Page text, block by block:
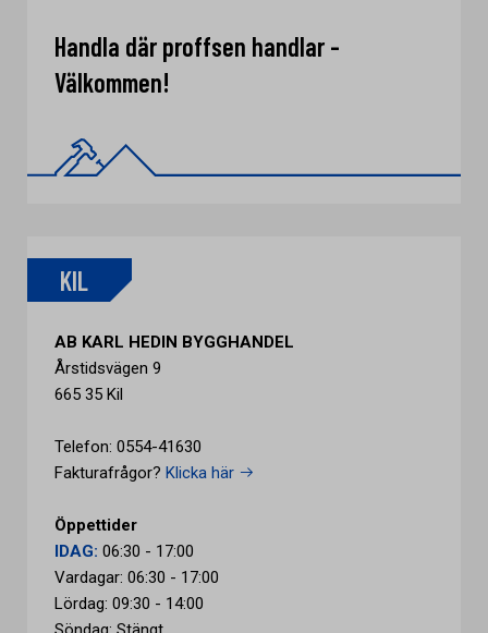
Handla där proffsen handlar -
Välkommen!
KIL
AB KARL HEDIN BYGGHANDEL
Årstidsvägen 9
665 35 Kil
Telefon: 0554-41630
Fakturafrågor? Klicka här
Öppettider
IDAG: 06:30 - 17:00
Vardagar: 06:30 - 17:00
Lördag: 09:30 - 14:00